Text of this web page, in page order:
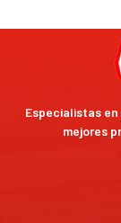
Especialistas
mejores